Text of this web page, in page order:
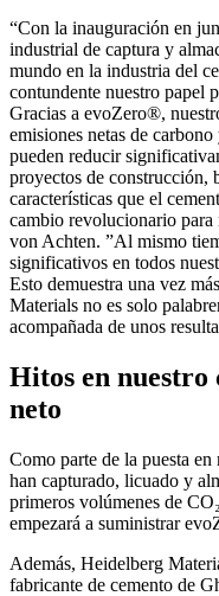
“Con la inauguración en
industrial de captura y
mundo en la industria del
contundente nuestro papel
Gracias a evoZero®,
emisiones netas de
pueden reducir
proyectos de construcción,
características que el
cambio revolucionario
von Achten. ”Al mismo
significativos en todos
Esto demuestra una vez
Materials no es solo
acompañada de unos
Hitos en nuestro
neto
Como parte de la puesta
han capturado, licuado y
primeros volúmenes de
empezará a suministrar
Además, Heidelberg
fabricante de cemento de